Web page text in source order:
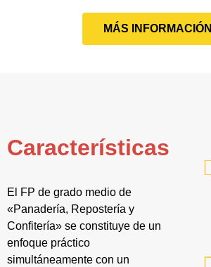
MÁS INFORMACIÓN
Características
El FP de grado medio de
«Panadería, Repostería y
Confitería» se constituye de un
enfoque práctico
simultáneamente con un